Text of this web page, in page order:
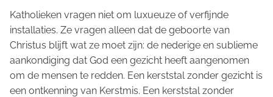
Katholieken vragen niet om luxueuze of verfijnde
installaties. Ze vragen alleen dat de geboorte van
Christus blijft wat ze moet zijn: de nederige en sublieme
aankondiging dat God een gezicht heeft aangenomen
om de mensen te redden. Een kerststal zonder gezicht is
een ontkenning van Kerstmis. Een kerststal zonder